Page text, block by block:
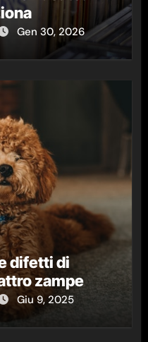
Gen 30, 2026
difetti di
zampe
Giu 9, 2025